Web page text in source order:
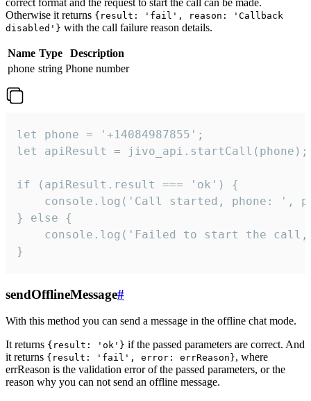
Otherwise it returns {result: 'fail', reason: 'Callback
disabled'} with the call failure reason details.
Name Type
Description
phone string Phone number
let phone = '+14084987855';
let apiResult = jivo_api.startCall(phone);
if (apiResult.result === 'ok') {
console.log('Call started, phone: ',
} else {
console.log('Failed to start the
}
sendOfflineMessage#
With this method you can send a message in the offline chat mode.
It returns {result: 'ok'} if the passed parameters are correct. And
it returns {result: 'fail', error: errReason}, where
errReason is the validation error of the passed parameters, or the
reason why you can not send an offline message.